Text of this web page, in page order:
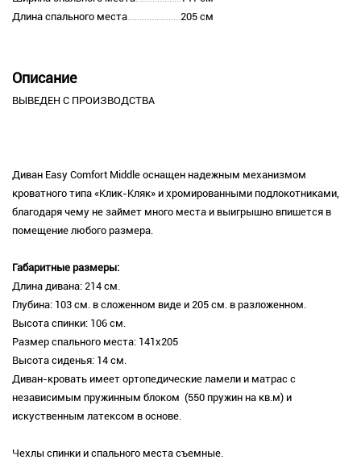
Длина спального места
205 см
Описание
ВЫВЕДЕН С ПРОИЗВОДСТВА
Диван Easy Comfort Middle оснащен надежным механизмом
кроватного типа «Клик-Кляк» и хромированными подлокотниками,
благодаря чему не займет много места и выигрышно впишется в
помещение любого размера.
Габаритные размеры:
Длина дивана: 214 см.
Глубина: 103 см. в сложенном виде и 205 см. в разложенном.
Высота спинки: 106 см.
Размер спального места: 141х205
Высота сиденья: 14 см.
Диван-кровать имеет ортопедические ламели и матрас с
независимым пружинным блоком (550 пружин на кв.м) и
искуственным латексом в основе.
Чехлы спинки и спального места съемные.